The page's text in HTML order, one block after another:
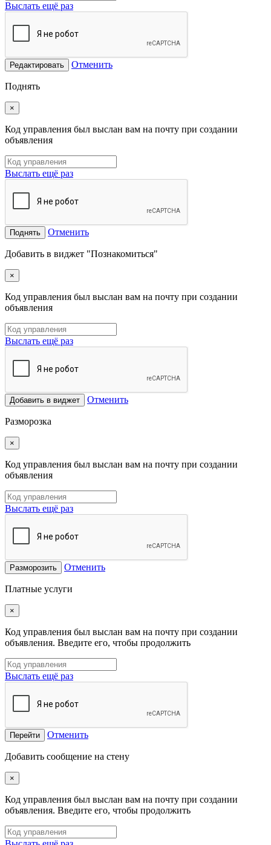
Выслать ещё раз
Редактировать Отменить
Поднять
×
Код управления был выслан вам на почту при создании
объявления
Выслать ещё раз
Поднять Отменить
Добавить в виджет "Познакомиться"
×
Код управления был выслан вам на почту при создании
объявления
Выслать ещё раз
Добавить в виджет Отменить
Разморозка
×
Код управления был выслан вам на почту при создании
объявления
Выслать ещё раз
Разморозить Отменить
Платные услуги
×
Код управления был выслан вам на почту при создании
объявления. Введите его, чтобы продолжить
Выслать ещё раз
Перейти Отменить
Добавить сообщение на стену
×
Код управления был выслан вам на почту при создании
объявления. Введите его, чтобы продолжить